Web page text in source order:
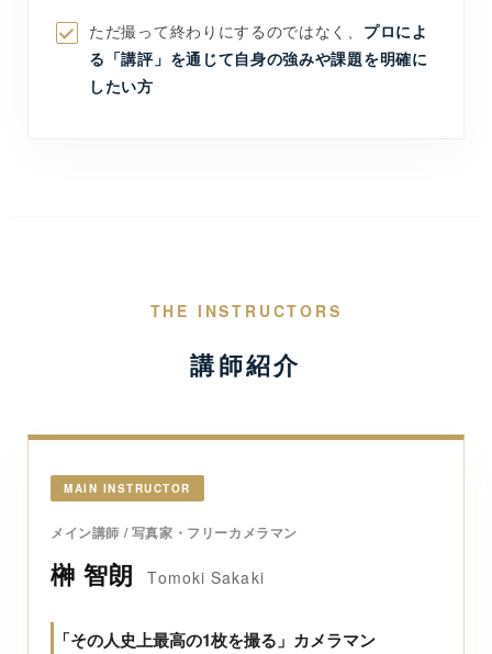
ただ撮って終わりにするのではなく、 プロによ
る「講評」を通じて自身の強みや課題を明確に
したい方
THE INSTRUCTORS
講師紹介
MAIN INSTRUCTOR
メイン講師 / 写真家・フリーカメラマン
榊 智朗 Tomoki Sakaki
「その人史上最高の1枚を撮る」カメラマン